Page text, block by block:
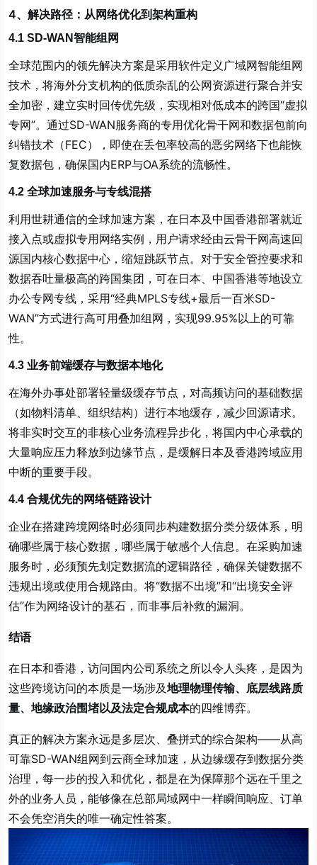
4、解决路径：从网络优化到架构重构
4.1 SD-WAN智能组网
全球范围内的领先解决方案是采用软件定义广域网智能组网
技术，将海外分支机构的低质杂乱的公网资源进行聚合并安
全加密，建立实时回传优先级，实现相对低成本的跨国“虚拟
专网”。通过SD-WAN服务商的专用优化骨干网和数据包前向
纠错技术（FEC），即使在丢包率较高的恶劣网络下也能恢
复数据包，确保国内ERP与OA系统的流畅性。
4.2 全球加速服务与专线混搭
利用世耕通信的全球加速方案，在日本及中国香港部署就近
接入点或虚拟专用网络实例，用户请求经由云骨干网高速回
源国内核心数据中心，缩短跳跃节点。对于安全管控要求和
数据吞吐量极高的跨国集团，可在日本、中国香港等地设立
办公专网专线，采用“经典MPLS专线+最后一百米SD-
WAN”方式进行高可用叠加组网，实现99.95%以上的可靠
性。
4.3 业务前端缓存与数据本地化
在海外办事处部署轻量级缓存节点，对高频访问的基础数据
（如物料清单、组织结构）进行本地缓存，减少回源请求。
将非实时交互的非核心业务流程异步化，将国内中心承载的
大量响应压力释放到边缘节点，是缓解日本及香港跨域应用
中断的重要手段。
4.4 合规优先的网络链路设计
企业在搭建跨境网络时必须同步构建数据分类分级体系，明
确哪些属于核心数据，哪些属于敏感个人信息。在采购加速
服务时，必须预先划定数据流的逻辑路径，确保关键数据不
违规出境或使用合规路由。将“数据不出境”和“出境安全评
估”作为网络设计的基石，而非事后补救的漏洞。
结语
在日本和香港，访问国内公司系统之所以令人头疼，是因为
这些跨境访问的本质是一场涉及地理物理传输、底层线路质
量、地缘政治围堵以及法定合规成本的四维博弈。
真正的解决方案永远是多层次、叠拼式的综合架构——从高
可靠SD-WAN组网到云商全球加速，从边缘缓存到数据分类
治理，每一步的投入和优化，都是在为保障那个远在千里之
外的业务人员，能够像在总部局域网中一样瞬间响应、订单
不会凭空消失的唯一确定性答案。